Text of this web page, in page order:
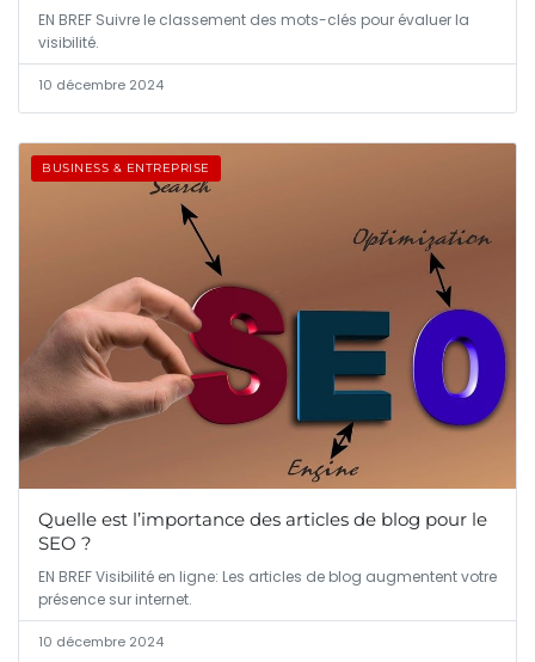
EN BREF Suivre le classement des mots-clés pour évaluer la
visibilité.
10 décembre 2024
BUSINESS & ENTREPRISE
Quelle est l’importance des articles de blog pour le
SEO ?
EN BREF Visibilité en ligne: Les articles de blog augmentent votre
présence sur internet.
10 décembre 2024